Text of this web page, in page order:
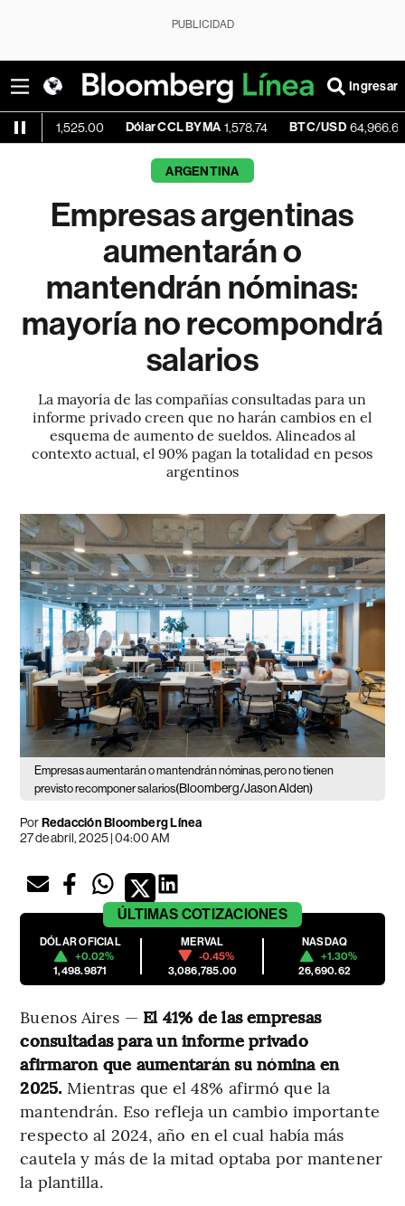
PUBLICIDAD
Ingresar
Dólar CCL BYMA 1,578.74 BTC/USD 64,966.65
ARGENTINA
Empresas argentinas
aumentarán o
mantendrán nóminas:
mayoría no recompondrá
salarios
La mayoría de las compañías consultadas para un
informe privado creen que no harán cambios en el
esquema de aumento de sueldos. Alineados al
contexto actual, el 90% pagan la totalidad en pesos
argentinos
Empresas aumentarán o mantendrán nóminas, pero no tienen
previsto recomponer salarios(Bloomberg/Jason Alden)
PorRedacción Bloomberg Línea
27 de abril, 2025 | 04:00 AM
ÚLTIMAS COTIZACIONES
DÓLAR OFICIAL
+0.02%
1,498.9871
MERVAL
-0.45%
3,086,785.00
NASDAQ
+1.30%
26,690.62
Buenos Aires — El 41% de las empresas
consultadas para un informe privado
afirmaron que aumentarán su nómina en
2025. Mientras que el 48% afirmó que la
mantendrán. Eso refleja un cambio importante
respecto al 2024, año en el cual había más
cautela y más de la mitad optaba por mantener
la plantilla.